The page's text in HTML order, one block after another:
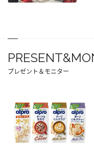
プレゼント＆モニター